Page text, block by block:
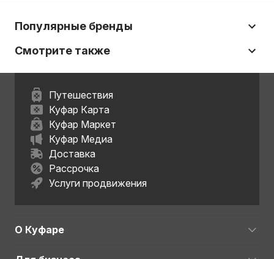
Популярные бренды
Смотрите также
Путешествия
Куфар Карта
Куфар Маркет
Куфар Медиа
Доставка
Рассрочка
Услуги продвижения
О Куфаре